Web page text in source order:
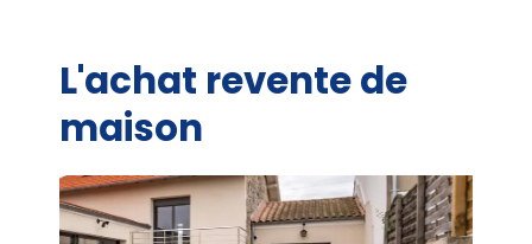
L'achat revente de
maison